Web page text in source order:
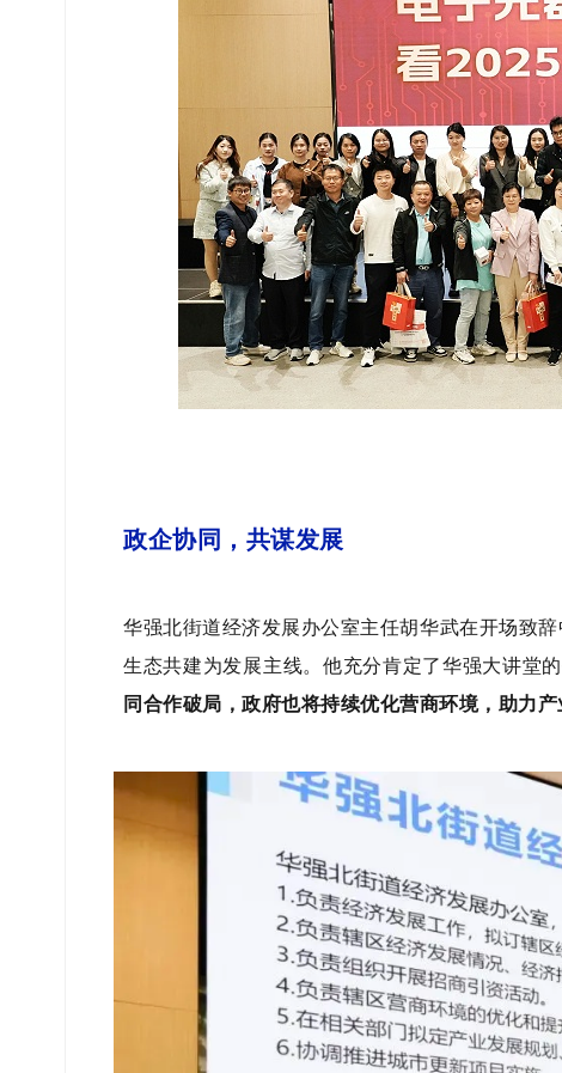
政企协同，共谋发展
华强北街道经济发展办公室主任胡华武在开场致
生态共建为发展主线。他充分肯定了华强大讲堂
同合作破局，政府也将持续优化营商环境，助力产